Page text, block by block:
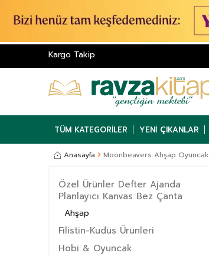
Kargo Takip
TÜM KATEGORILER YENI ÇIKANLAR
Anasayfa Moonbeavers Ahşap Oyuncak
Özel Ürünler Defter Ajanda
Planlayıcı Kanvas Bez Çanta
Ahşap
Filistin-Kudüs Ürünleri
Hobi & Oyuncak